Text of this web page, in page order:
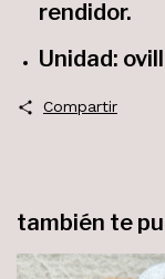
rendidor.
Unidad:
Compartir
también te